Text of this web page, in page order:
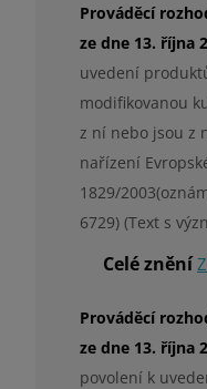
Prováděcí
ze dne 13. října
uvedení
modifikovanou
z ní nebo jsou z
nařízení
1829/
6729) (Text s
Celé znění
Prováděcí
ze dne 13. října
povolení k